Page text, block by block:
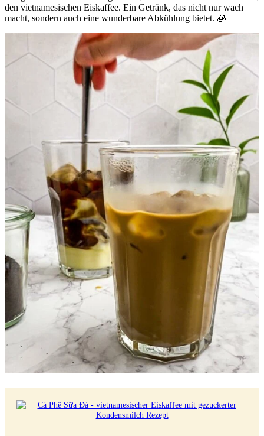
den vietnamesischen Eiskaffee. Ein Getränk, das nicht nur wach
macht, sondern auch eine wunderbare Abkühlung bietet. 🧊